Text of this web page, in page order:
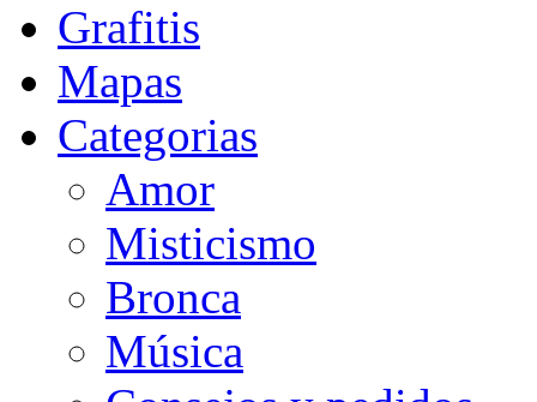
Grafitis
Mapas
Categorias
Amor
Misticismo
Bronca
Música